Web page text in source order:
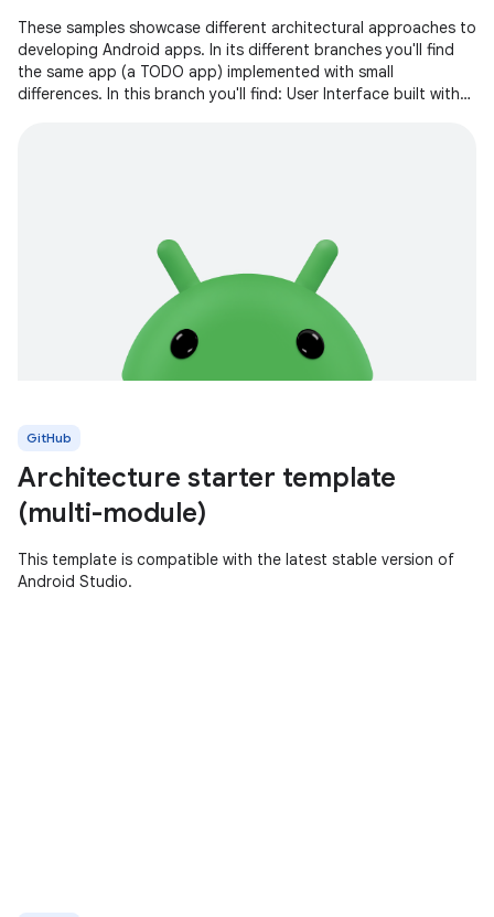
These samples showcase different architectural approaches to
developing Android apps. In its different branches you'll find
the same app (a TODO app) implemented with small
differences. In this branch you'll find: User Interface built with
GitHub
Architecture starter template
(multi-module)
This template is compatible with the latest stable version of
Android Studio.